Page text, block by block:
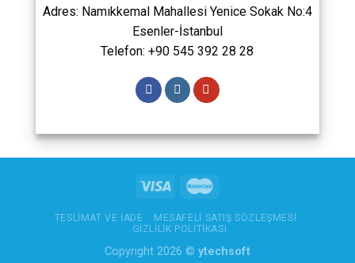
Adres: Namıkkemal Mahallesi Yenice Sokak No:4
Esenler-İstanbul
Telefon: +90 545 392 28 28
TESLIMAT VE İADE
MESAFELI SATIŞ SÖZLEŞMESI
GIZLILIK POLITIKASI
Copyright 2026 © ytechsoft